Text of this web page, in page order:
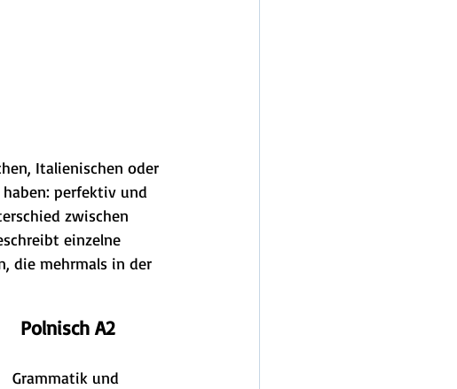
Italienischen oder
haben: perfektiv und
zwischen
einzelne
die mehrmals in der
Polnisch A2
Grammatik und